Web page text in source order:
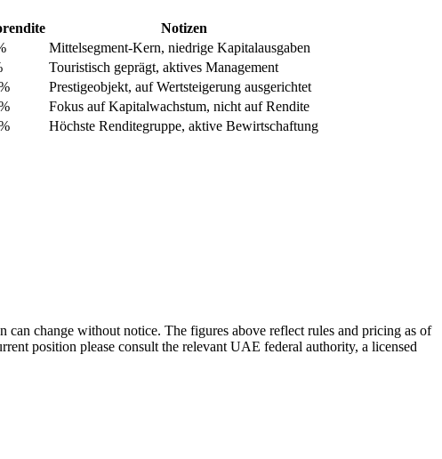
Notizen
Mittelsegment-Kern, niedrige Kapitalausgaben
Touristisch geprägt, aktives Management
Prestigeobjekt, auf Wertsteigerung ausgerichtet
Fokus auf Kapitalwachstum, nicht auf Rendite
Höchste Renditegruppe, aktive Bewirtschaftung
change without notice. The figures above reflect rules and pricing as of
position please consult the relevant UAE federal authority, a licensed